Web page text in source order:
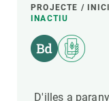
PROJECTE /
INACTIU
D'illes a